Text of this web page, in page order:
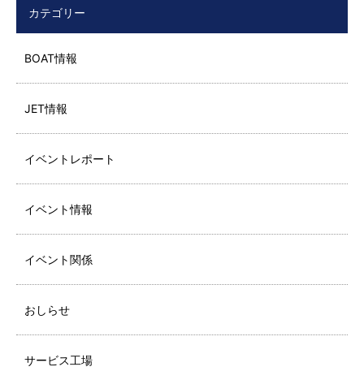
カテゴリー
BOAT情報
JET情報
イベントレポート
イベント情報
イベント関係
おしらせ
サービス工場